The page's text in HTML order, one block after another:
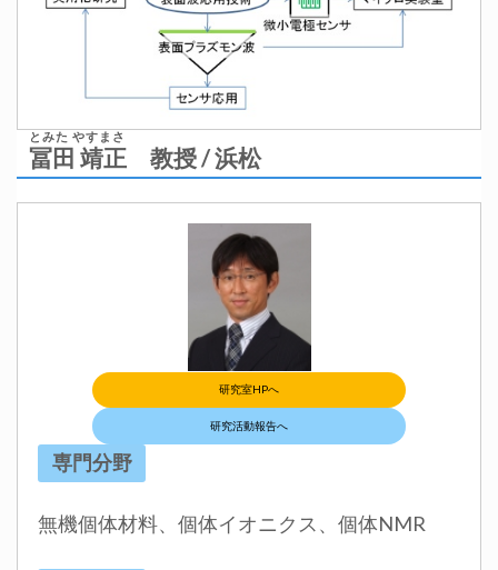
冨田 靖正
とみた やすまさ
教授 / 浜松
研究室HPへ
研究活動報告へ
専門分野
無機個体材料、個体イオニクス、個体NMR